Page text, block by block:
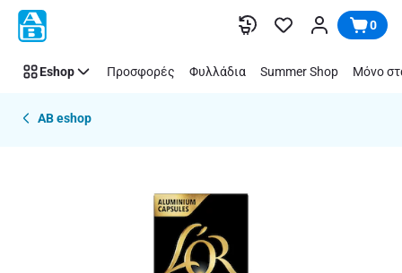
Παράλειψη 0
Eshop Προσφορές Φυλλάδια Summer Shop Μόνο
AB eshop